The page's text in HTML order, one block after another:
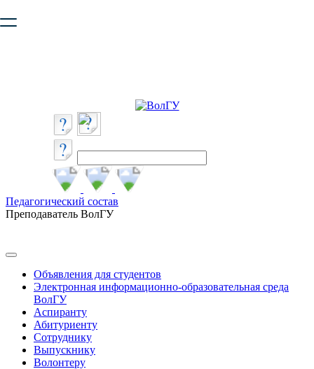
безопасную работу с сайтом. Пожалуйста
Педагогический состав
Преподаватель ВолГУ
Объявления для студентов
Электронная информационно-образовательная среда
ВолГУ
Аспиранту
Абитуриенту
Сотруднику
Выпускнику
Волонтеру